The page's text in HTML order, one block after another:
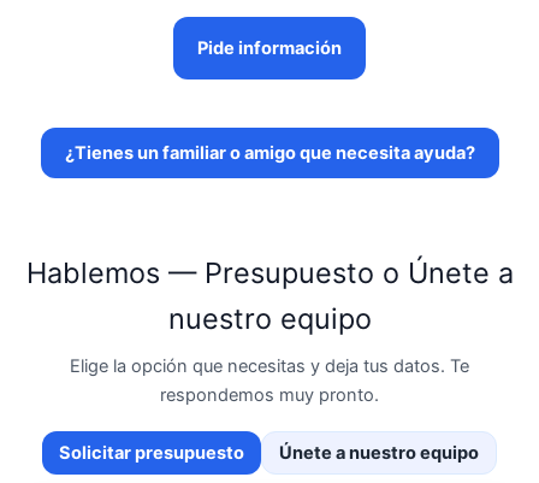
Pide información
¿Tienes un familiar o amigo que necesita ayuda?
Hablemos — Presupuesto o Únete a
nuestro equipo
Elige la opción que necesitas y deja tus datos. Te
respondemos muy pronto.
Solicitar presupuesto Únete a nuestro equipo